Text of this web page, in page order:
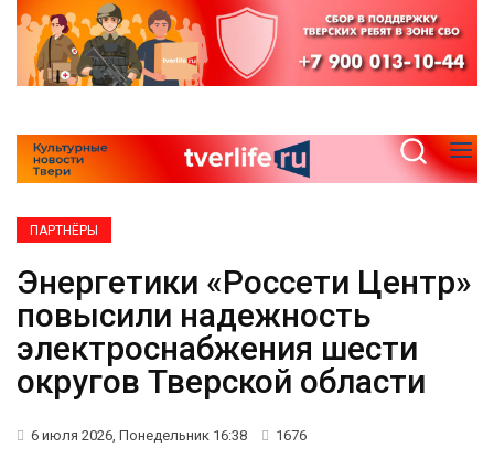
ПАРТНЁРЫ
Энергетики «Россети Центр»
повысили надежность
электроснабжения шести
округов Тверской области
6 июля 2026, Понедельник 16:38 1676